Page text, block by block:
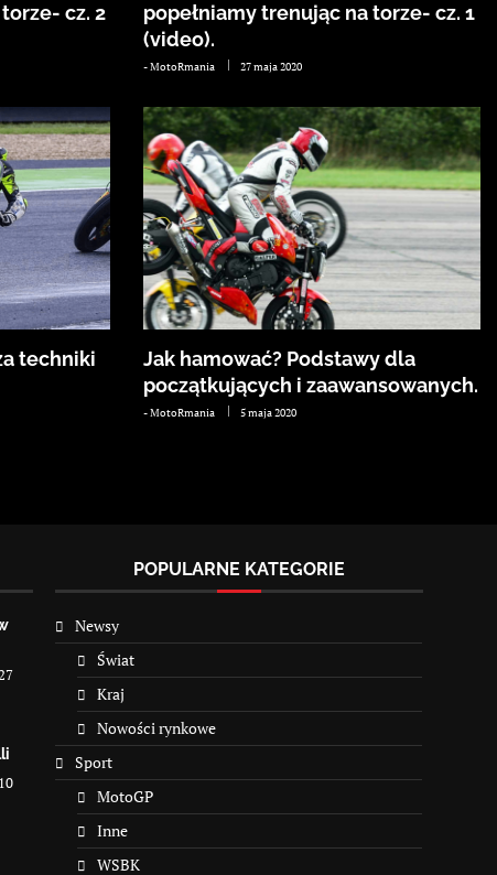
cz. 2
popełniamy trenując na torze- cz. 1
(video).
-MotoRmania 27 maja 2020
techniki
Jak hamować? Podstawy dla
początkujących i zaawansowanych.
-MotoRmania 5 maja 2020
27
10
POPULARNE KATEGORIE
Newsy
Świat
Kraj
Nowości rynkowe
Sport
MotoGP
Inne
WSBK